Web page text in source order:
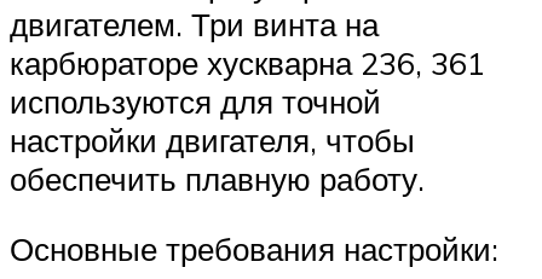
двигателем. Три винта на
карбюраторе хускварна 236, 361
используются для точной
настройки двигателя, чтобы
обеспечить плавную работу.
Основные требования настройки: